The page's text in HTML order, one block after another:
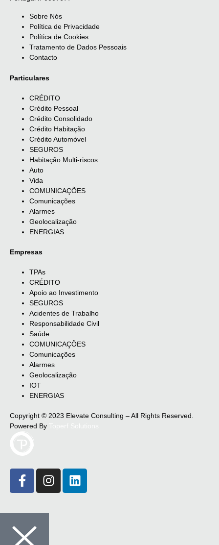
Sobre Nós
Política de Privacidade
Política de Cookies
Tratamento de Dados Pessoais
Contacto
Particulares
CRÉDITO
Crédito Pessoal
Crédito Consolidado
Crédito Habitação
Crédito Automóvel
SEGUROS
Habitação Multi-riscos
Auto
Vida
COMUNICAÇÕES
Comunicações
Alarmes
Geolocalização
ENERGIAS
Empresas
TPAs
CRÉDITO
Apoio ao Investimento
SEGUROS
Acidentes de Trabalho
Responsabilidade Civil
Saúde
COMUNICAÇÕES
Comunicações
Alarmes
Geolocalização
IOT
ENERGIAS
Copyright © 2023 Elevate Consulting – All Rights Reserved.
Powered By